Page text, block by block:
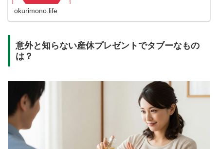
okurimono.life
意外と知らない産休プレゼントでタブーなもの
は？